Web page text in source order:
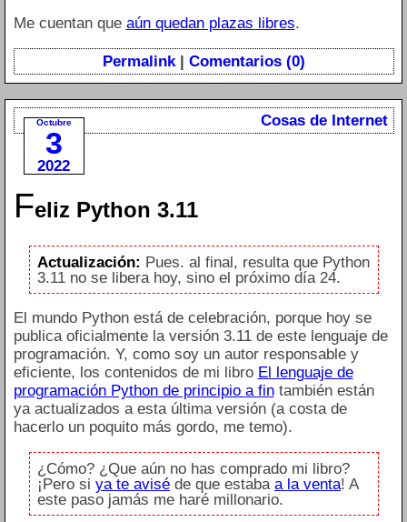
Me cuentan que aún quedan plazas libres.
Permalink| Comentarios (0)
Octubre
3
2022
Cosas de Internet
Feliz Python 3.11
Actualización: Pues. al final, resulta que Python
3.11 no se libera hoy, sino el próximo día 24.
El mundo Python está de celebración, porque hoy se
publica oficialmente la versión 3.11 de este lenguaje de
programación. Y, como soy un autor responsable y
eficiente, los contenidos de mi libro El lenguaje de
programación Python de principio a fintambién están
ya actualizados a esta última versión (a costa de
hacerlo un poquito más gordo, me temo).
¿Cómo? ¿Que aún no has comprado mi libro?
¡Pero si ya te avisé de que estaba a la venta! A
este paso jamás me haré millonario.